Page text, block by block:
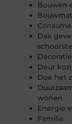
Bouwen
Dak
Deur
Doe het
wonen
Energie
Familie